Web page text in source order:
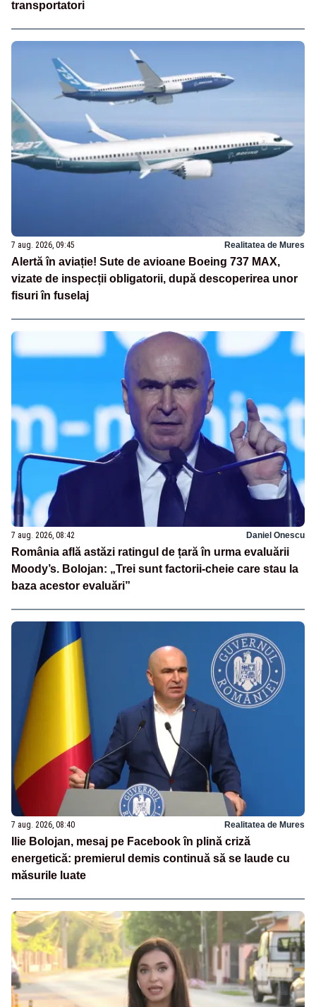
transportatori
7 aug. 2026, 09:45 Realitatea de Mures
Alertă în aviație! Sute de avioane Boeing 737 MAX,
vizate de inspecții obligatorii, după descoperirea unor
fisuri în fuselaj
7 aug. 2026, 08:42 Daniel Onescu
România află astăzi ratingul de țară în urma evaluării
Moody’s. Bolojan: „Trei sunt factorii-cheie care stau la
baza acestor evaluări”
7 aug. 2026, 08:40 Realitatea de Mures
Ilie Bolojan, mesaj pe Facebook în plină criză
energetică: premierul demis continuă să se laude cu
măsurile luate